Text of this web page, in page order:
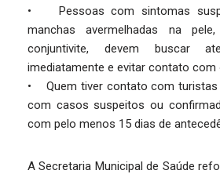
• Pessoas com sintomas
manchas avermelhadas na
conjuntivite, devem buscar
imediatamente e evitar contato com
• Quem tiver contato com turistas
com casos suspeitos ou
com pelo menos 15 dias de
A Secretaria Municipal de Saúde